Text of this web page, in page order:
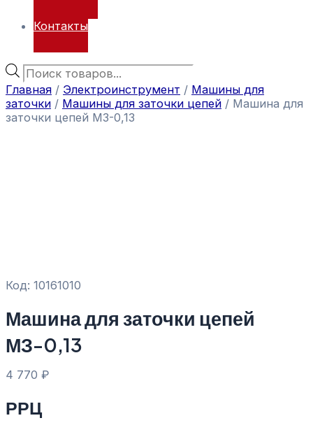
Контакты
Главная / Электроинструмент / Машины для
заточки / Машины для заточки цепей / Машина для
заточки цепей МЗ-0,13
Код: 10161010
Машина для заточки цепей
МЗ-0,13
4 770 ₽
РРЦ